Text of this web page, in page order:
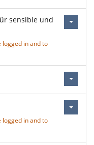
sensible und
logged in and to
logged in and to